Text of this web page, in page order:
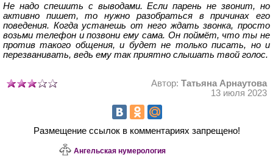
Не надо спешить с выводами. Если парень не звонит, но
активно пишет, то нужно разобраться в причинах его
поведения. Когда устанешь от него ждать звонка, просто
возьми телефон и позвони ему сама. Он поймёт, что ты не
против такого общения, и будет не только писать, но и
перезванивать, ведь ему так приятно слышать твой голос.
Автор: Татьяна Арнаутова
13 июля 2023
Размещение ссылок в комментариях запрещено!
Ангельская нумерология